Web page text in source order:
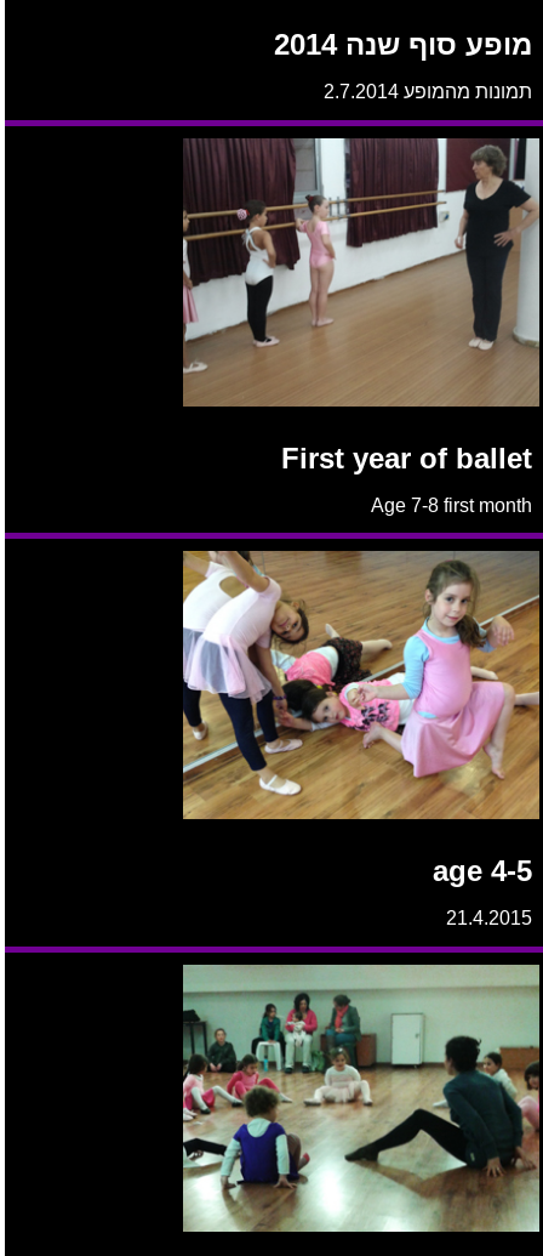
מופע סוף שנה 2014
תמונות מהמופע 2.7.2014
First year of ballet
Age 7-8 first month
age 4-5
21.4.2015